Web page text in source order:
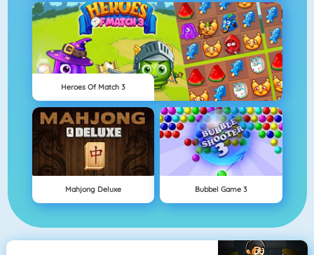
Heroes Of Match 3
Mahjong Deluxe Bubbel Game 3